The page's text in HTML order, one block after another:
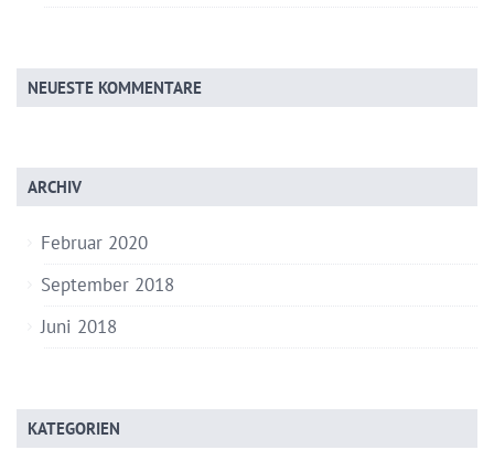
NEUESTE KOMMENTARE
ARCHIV
Februar 2020
September 2018
Juni 2018
KATEGORIEN